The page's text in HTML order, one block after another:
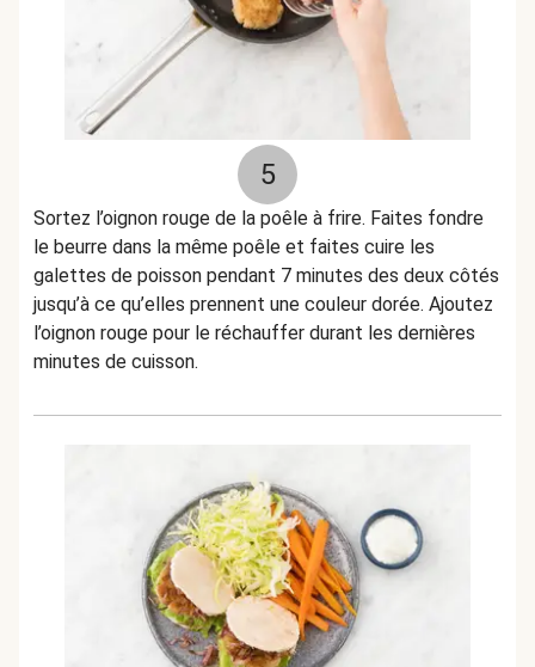
5
Sortez l’oignon rouge de la poêle à frire. Faites fondre
le beurre dans la même poêle et faites cuire les
galettes de poisson pendant 7 minutes des deux côtés
jusqu’à ce qu’elles prennent une couleur dorée. Ajoutez
l’oignon rouge pour le réchauffer durant les dernières
minutes de cuisson.